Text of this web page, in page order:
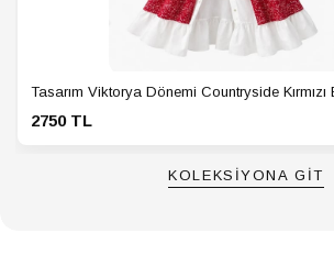
Bebe Yaka
Grubu
Tasarım Viktorya Dönemi Countryside Kırmızı
2750 TL
KOLEKSİYONA GİT